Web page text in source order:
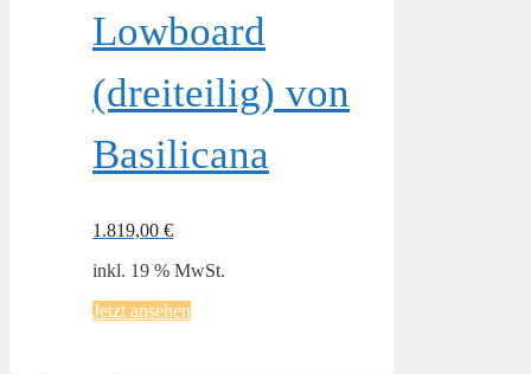
Lowboard
(dreiteilig) von
Basilicana
1.819,00 €
inkl. 19 % MwSt.
Jetzt ansehen